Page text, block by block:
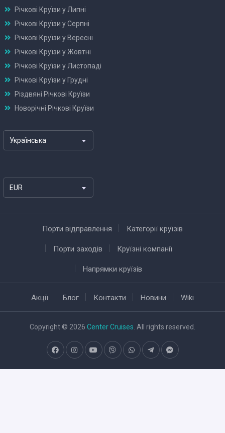
Річкові Круїзи у Липні
Річкові Круїзи у Серпні
Річкові Круїзи у Вересні
Річкові Круїзи у Жовтні
Річкові Круїзи у Листопаді
Річкові Круїзи у Грудні
Різдвяні Річкові Круїзи
Новорічні Річкові Круїзи
Українська
EUR
Порти відправлення Категорії круїзів
Порти заходів Круїзні компанії
Напрямки круїзів
Акції Блог Контакти Новини Wiki
Copyright © 2026 Center Cruises . All rights reserved.